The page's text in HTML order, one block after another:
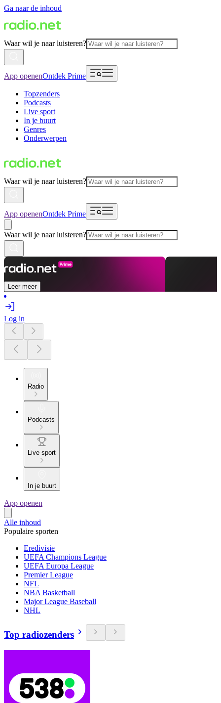
Ga naar de inhoud
Waar wil je naar luisteren?
App openenOntdek Prime
Topzenders
Podcasts
Live sport
In je buurt
Genres
Onderwerpen
Waar wil je naar luisteren?
App openenOntdek Prime
Waar wil je naar luisteren?
Leer meer
Log in
Radio
Podcasts
Live sport
In je buurt
App openen
Alle inhoud
Populaire sporten
Eredivisie
UEFA Champions League
UEFA Europa League
Premier League
NFL
NBA Basketball
Major League Baseball
NHL
Top radiozenders